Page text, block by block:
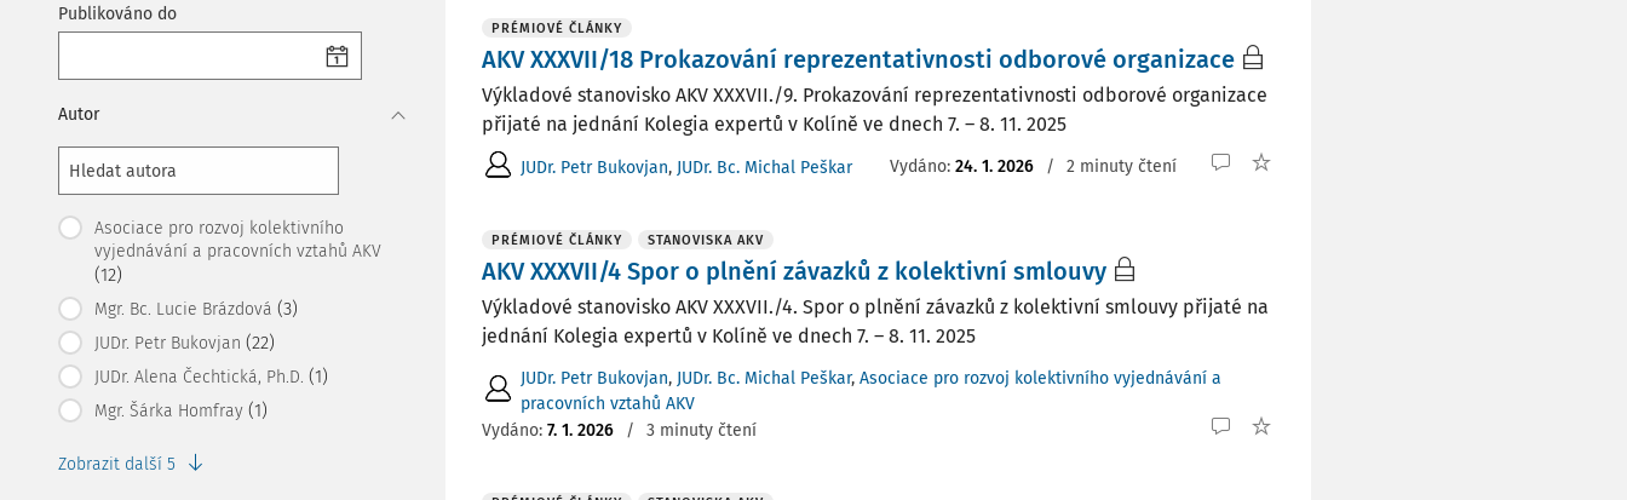
Publikováno do
Autor
Asociace pro rozvoj kolektivního
vyjednávání a pracovních vztahů AKV
(12)
Mgr. Bc. Lucie Brázdová (3)
JUDr. Petr Bukovjan (22)
JUDr. Alena Čechtická, Ph.D. (1)
Mgr. Šárka Homfray (1)
Zobrazit další 5
PRÉMIOVÉ ČLÁNKY
AKV XXXVII/18 Prokazování reprezentativnosti odborové organizace
Výkladové stanovisko AKV XXXVII./9. Prokazování reprezentativnosti odborové organizace
přijaté na jednání Kolegia expertů v Kolíně ve dnech 7. – 8. 11. 2025
JUDr. Petr Bukovjan, JUDr. Bc. Michal Peškar Vydáno: 24. 1. 2026 / 2 minuty čtení
PRÉMIOVÉ ČLÁNKY STANOVISKA AKV
AKV XXXVII/4 Spor o plnění závazků z kolektivní smlouvy
Výkladové stanovisko AKV XXXVII./4. Spor o plnění závazků z kolektivní smlouvy přijaté na
jednání Kolegia expertů v Kolíně ve dnech 7. – 8. 11. 2025
JUDr. Petr Bukovjan, JUDr. Bc. Michal Peškar, Asociace pro rozvoj kolektivního vyjednávání a
pracovních vztahů AKV
Vydáno: 7. 1. 2026 / 3 minuty čtení